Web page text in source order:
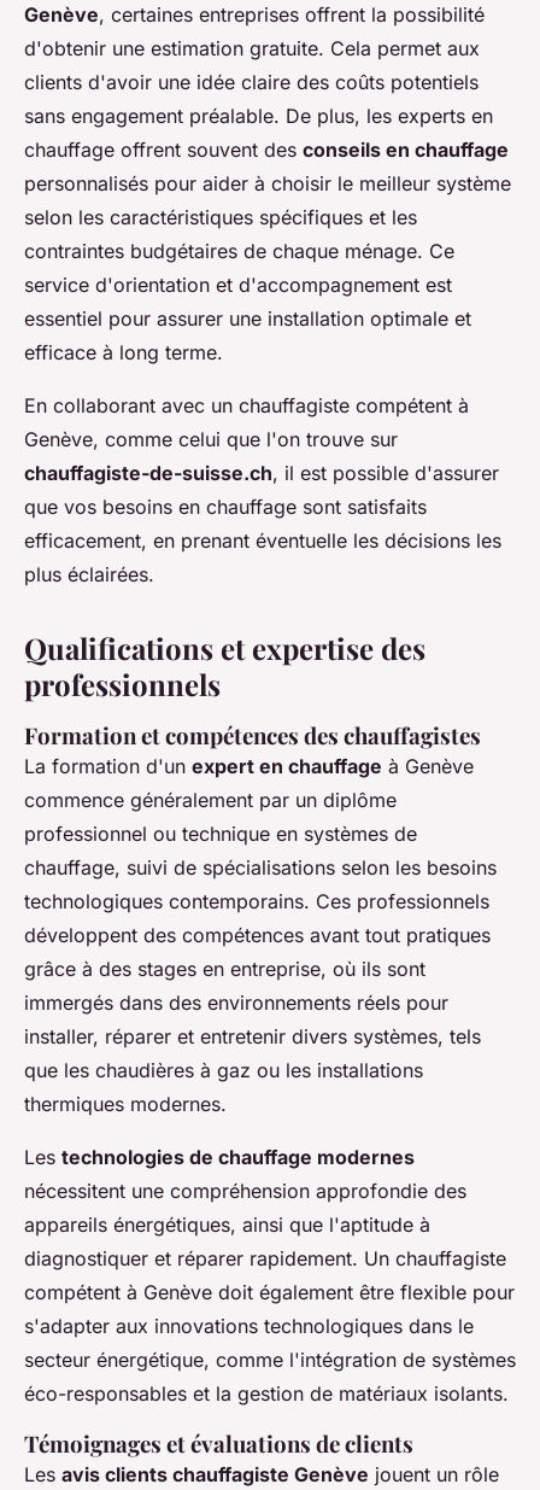
Genève, certaines entreprises offrent la possibilité
d'obtenir une estimation gratuite. Cela permet aux
clients d'avoir une idée claire des coûts potentiels
sans engagement préalable. De plus, les experts en
chauffage offrent souvent des conseils en chauffage
personnalisés pour aider à choisir le meilleur système
selon les caractéristiques spécifiques et les
contraintes budgétaires de chaque ménage. Ce
service d'orientation et d'accompagnement est
essentiel pour assurer une installation optimale et
efficace à long terme.
En collaborant avec un chauffagiste compétent à
Genève, comme celui que l'on trouve sur
chauffagiste-de-suisse.ch, il est possible d'assurer
que vos besoins en chauffage sont satisfaits
efficacement, en prenant éventuelle les décisions les
plus éclairées.
Qualifications et expertise des
professionnels
Formation et compétences des chauffagistes
La formation d'un expert en chauffage à Genève
commence généralement par un diplôme
professionnel ou technique en systèmes de
chauffage, suivi de spécialisations selon les besoins
technologiques contemporains. Ces professionnels
développent des compétences avant tout pratiques
grâce à des stages en entreprise, où ils sont
immergés dans des environnements réels pour
installer, réparer et entretenir divers systèmes, tels
que les chaudières à gaz ou les installations
thermiques modernes.
Les technologies de chauffage modernes
nécessitent une compréhension approfondie des
appareils énergétiques, ainsi que l'aptitude à
diagnostiquer et réparer rapidement. Un chauffagiste
compétent à Genève doit également être flexible pour
s'adapter aux innovations technologiques dans le
secteur énergétique, comme l'intégration de systèmes
éco-responsables et la gestion de matériaux isolants.
Témoignages et évaluations de clients
Les avis clients chauffagiste Genève jouent un rôle